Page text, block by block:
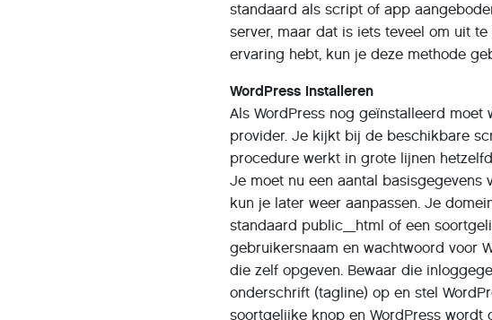
standaard als script of app
server, maar dat is iets teveel om uit
ervaring hebt, kun je deze methode
WordPress installeren
Als WordPress nog geïnstalleerd
provider. Je kijkt bij de beschikbare
procedure werkt in grote lijnen
Je moet nu een aantal basisgegevens
kun je later weer aanpassen. Je
standaard public_html of een
gebruikersnaam en wachtwoord voor
die zelf opgeven. Bewaar die
onderschrift (tagline) op en stel
soortgelijke knop en WordPress wordt